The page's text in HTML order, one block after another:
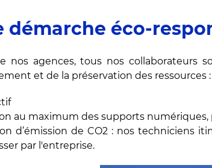
démarche éco-
nos agences, tous nos collaborateurs
et de la préservation des ressources :
au maximum des supports
d’émission de CO2 : nos techniciens
par l'entreprise.